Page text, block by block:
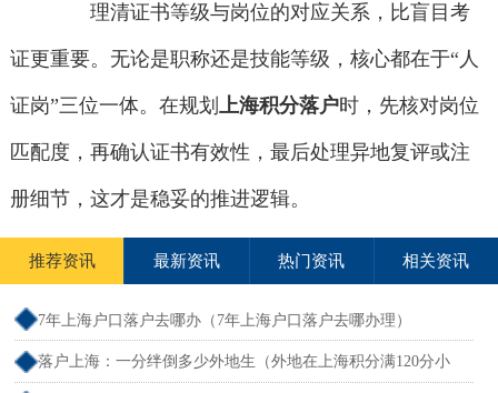
理清证书等级与岗位的对应关系，比盲目考
证更重要。无论是职称还是技能等级，核心都在于“人
证岗”三位一体。在规划 上海积分落户时，先核对岗位
匹配度，再确认证书有效性，最后处理异地复评或注
册细节，这才是稳妥的推进逻辑。
推荐资讯 最新资讯 热门资讯 相关资讯
7年上海户口落户去哪办（7年上海户口落户去哪办理）
落户上海：一分绊倒多少外地生（外地在上海积分满120分小